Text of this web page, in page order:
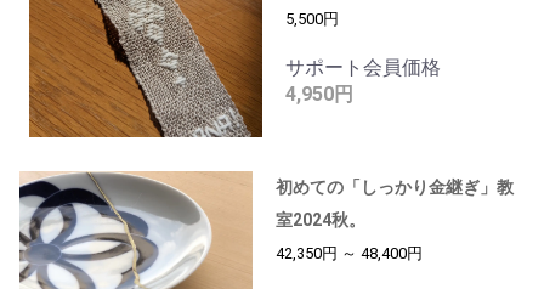
5,500円
サポート会員価格
4,950円
初めての「しっかり金継ぎ」教
室2024秋。
42,350円 ～ 48,400円